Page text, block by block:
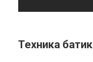
Техника батик